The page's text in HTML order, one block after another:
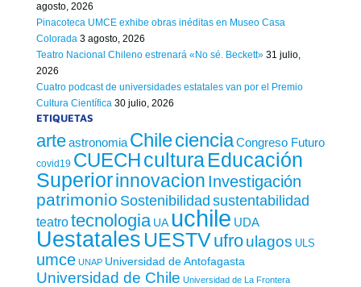
agosto, 2026
Pinacoteca UMCE exhibe obras inéditas en Museo Casa
Colorada 3 agosto, 2026
Teatro Nacional Chileno estrenará «No sé. Beckett» 31 julio,
2026
Cuatro podcast de universidades estatales van por el Premio
Cultura Científica 30 julio, 2026
ETIQUETAS
arteastronomia Chileciencia Congreso Futuro
covid19 CUECHculturaEducación
Superiorinnovacion Investigación
patrimonio Sostenibilidad sustentabilidad
teatrotecnologia UA uchile UDA
Uestatales UESTVufroulagos ULS
umce UNAP Universidad de Antofagasta
Universidad de Chile Universidad de La Frontera